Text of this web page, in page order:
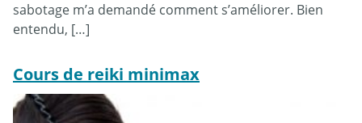
sabotage m’a demandé comment s’améliorer. Bien
entendu, […]
Cours de reiki minimax